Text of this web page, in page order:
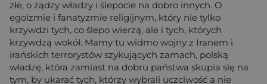
złe, o żądzy władzy i ślepocie na dobro innych. O
egoizmie i fanatyzmie religijnym, który nie tylko
krzywdzi tych, co ślepo wierzą, ale i tych, których
krzywdzą wokół. Mamy tu widmo wojny z Iranem i
irańskich terrorystów szykujących zamach, polską
władzę, która zamiast na dobru państwa skupia się na
tym, by ukarać tych, którzy wybrali uczciwość a nie